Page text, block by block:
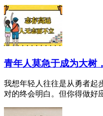
青年人莫急于成为大树
我想年轻人往往是从勇者起
对的终会明白。但你得做好